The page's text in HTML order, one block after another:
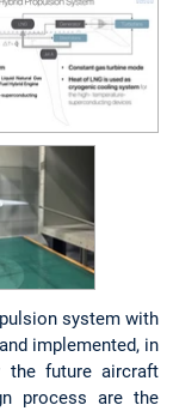
system with
implemented, in
future aircraft
process are the